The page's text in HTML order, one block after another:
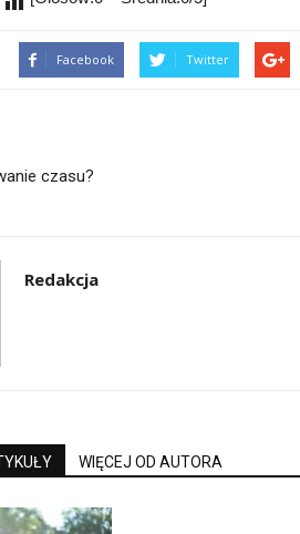
Facebook Twitter
czasu?
Redakcja
WIĘCEJ OD AUTORA